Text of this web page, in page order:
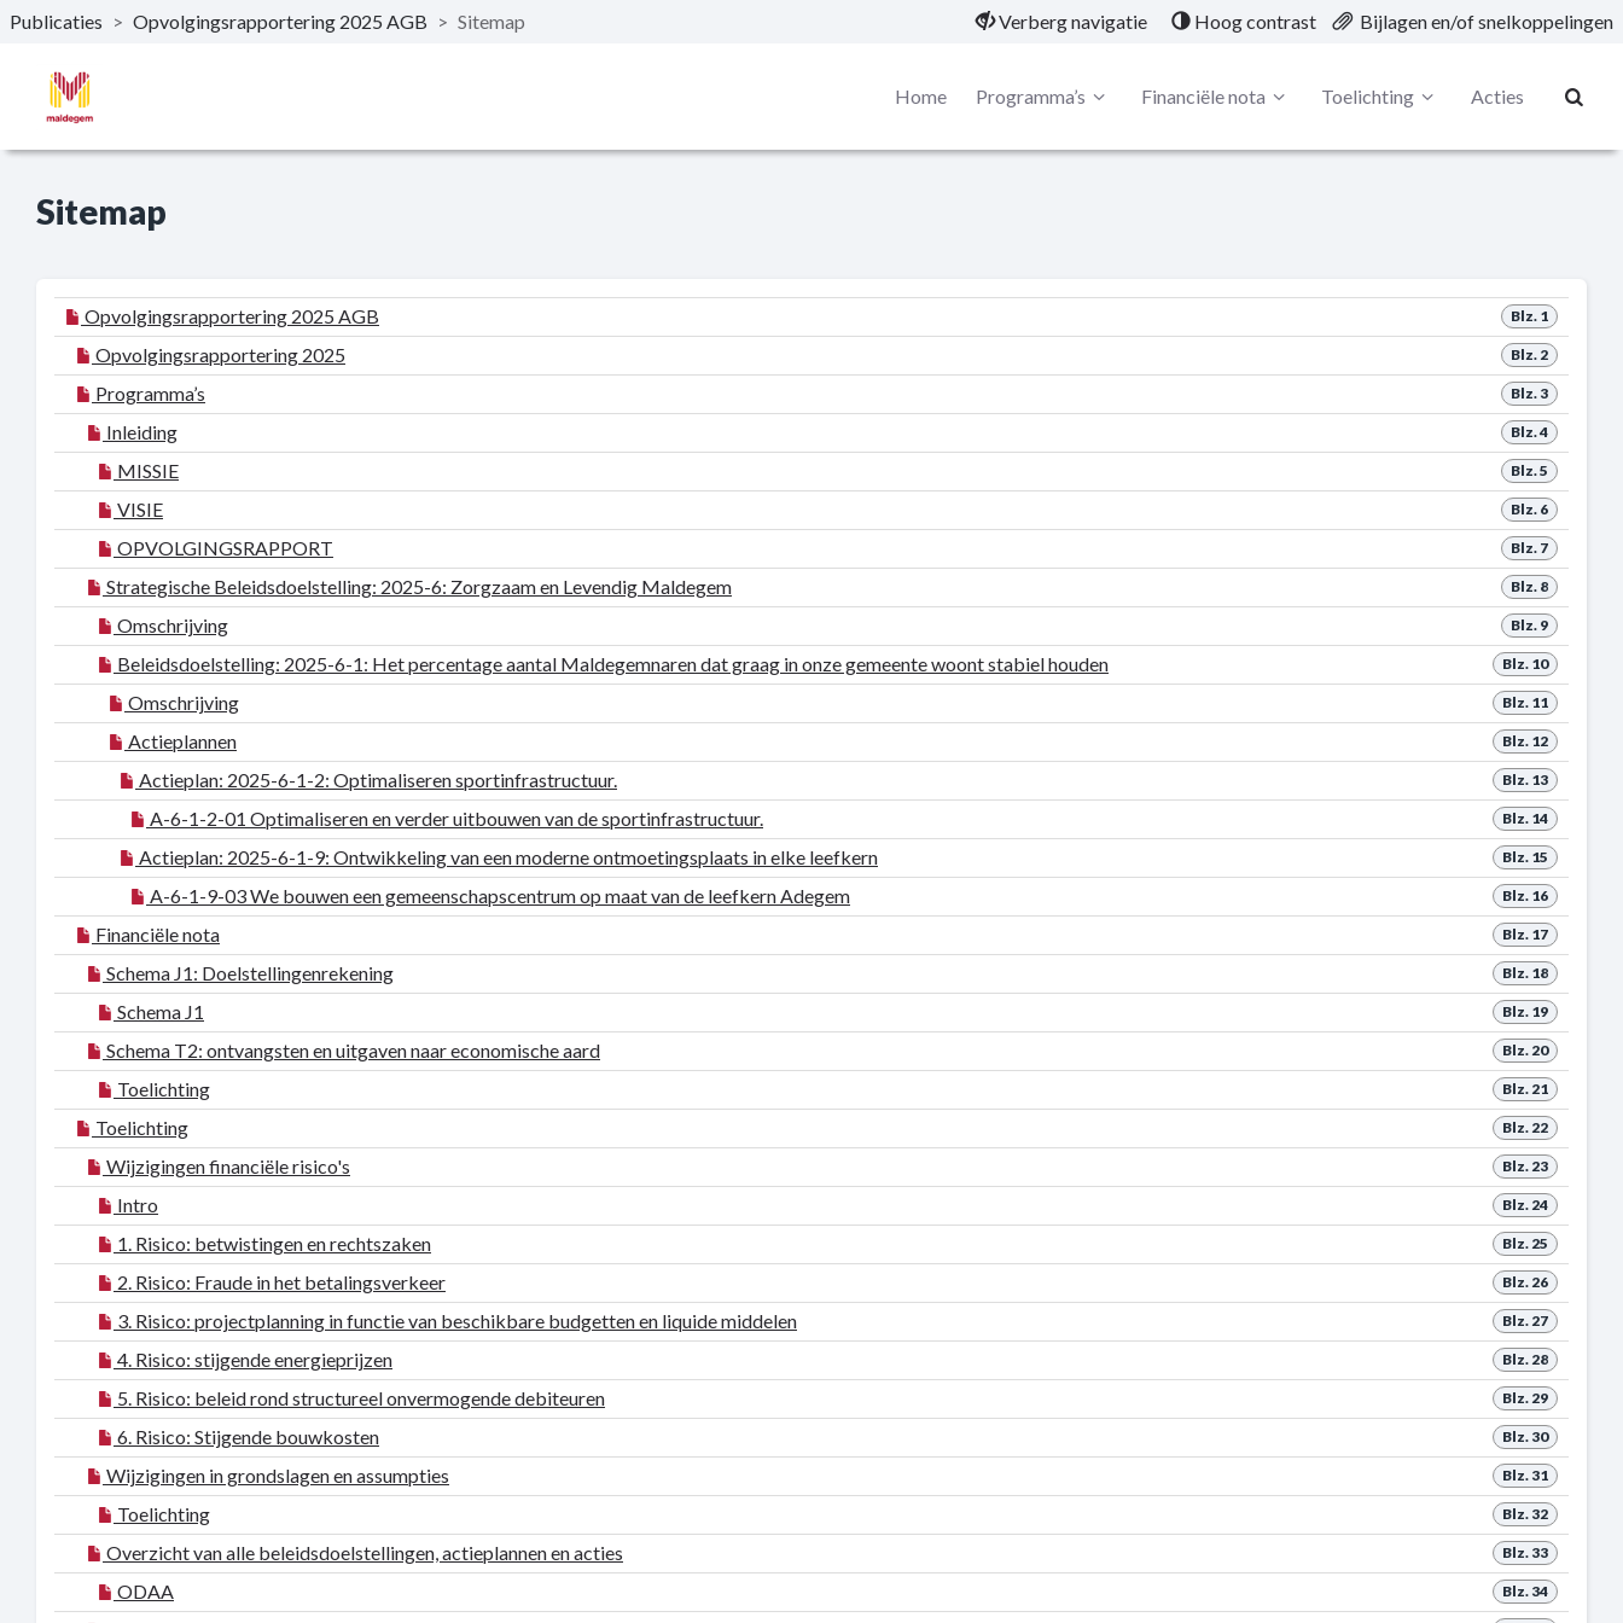
Naar hoofdinhoud
Publicaties > Opvolgingsrapportering 2025 AGB > Sitemap Verberg navigatie Hoog contrast Bijlagen en/of snelkoppelingen
Home Programma’s Financiële nota Toelichting Acties
Sitemap
Blz. 1
Opvolgingsrapportering 2025 AGB
Blz. 2
Opvolgingsrapportering 2025
Blz. 3
Programma’s
Blz. 4
Inleiding
Blz. 5
MISSIE
Blz. 6
VISIE
Blz. 7
OPVOLGINGSRAPPORT
Blz. 8
Strategische Beleidsdoelstelling: 2025-6: Zorgzaam en Levendig Maldegem
Blz. 9
Omschrijving
Blz. 10
Beleidsdoelstelling: 2025-6-1: Het percentage aantal Maldegemnaren dat graag in onze gemeente woont stabiel houden
Blz. 11
Omschrijving
Blz. 12
Actieplannen
Blz. 13
Actieplan: 2025-6-1-2: Optimaliseren sportinfrastructuur.
Blz. 14
A-6-1-2-01 Optimaliseren en verder uitbouwen van de sportinfrastructuur.
Blz. 15
Actieplan: 2025-6-1-9: Ontwikkeling van een moderne ontmoetingsplaats in elke leefkern
Blz. 16
A-6-1-9-03 We bouwen een gemeenschapscentrum op maat van de leefkern Adegem
Blz. 17
Financiële nota
Blz. 18
Schema J1: Doelstellingenrekening
Blz. 19
Schema J1
Blz. 20
Schema T2: ontvangsten en uitgaven naar economische aard
Blz. 21
Toelichting
Blz. 22
Toelichting
Blz. 23
Wijzigingen financiële risico's
Blz. 24
Intro
Blz. 25
1. Risico: betwistingen en rechtszaken
Blz. 26
2. Risico: Fraude in het betalingsverkeer
Blz. 27
3. Risico: projectplanning in functie van beschikbare budgetten en liquide middelen
Blz. 28
4. Risico: stijgende energieprijzen
Blz. 29
5. Risico: beleid rond structureel onvermogende debiteuren
Blz. 30
6. Risico: Stijgende bouwkosten
Blz. 31
Wijzigingen in grondslagen en assumpties
Blz. 32
Toelichting
Blz. 33
Overzicht van alle beleidsdoelstellingen, actieplannen en acties
Blz. 34
ODAA